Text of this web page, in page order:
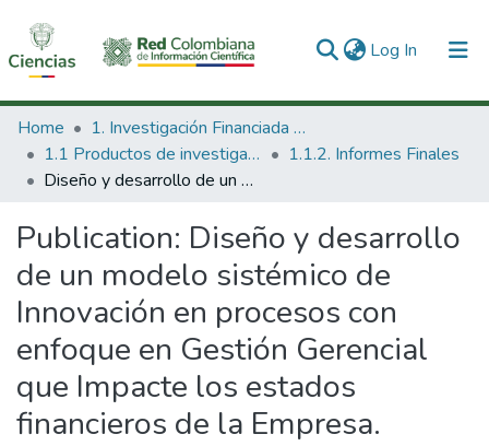
Log In (current)
Communities & Collections
All of DSpace
Home
1. Investigación Financiada con Recursos Públicos
1.1 Productos de investigación
1.1.2. Informes Finales
Diseño y desarrollo de un modelo sistémico de Innovación en procesos con enfoque en Gestión Gerencial que Impacte los estados financieros de la Empresa.
Publication: Diseño y desarrollo
de un modelo sistémico de
Innovación en procesos con
enfoque en Gestión Gerencial
que Impacte los estados
financieros de la Empresa.